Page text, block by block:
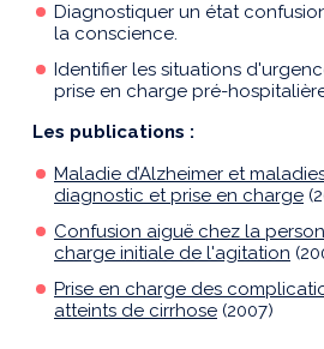
Diagnostiquer un état
la conscience.
Identifier les situations
prise en charge pré-
Les publications :
Maladie d’Alzheimer et
diagnostic et prise en charge
Confusion aiguë chez la
charge initiale de l'agitation
Prise en charge des
atteints de cirrhose (2007)